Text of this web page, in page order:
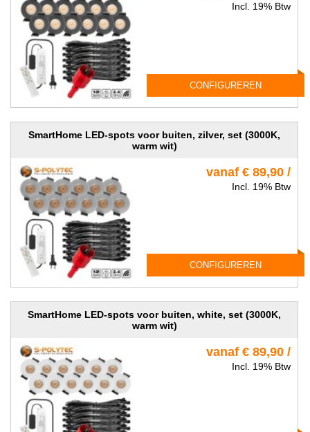
Incl. 19% Btw
CONFIGUREREN
SmartHome LED-spots voor buiten, zilver, set (3000K,
warm wit)
vanaf € 89,90 /
Incl. 19% Btw
CONFIGUREREN
SmartHome LED-spots voor buiten, white, set (3000K,
warm wit)
vanaf € 89,90 /
Incl. 19% Btw